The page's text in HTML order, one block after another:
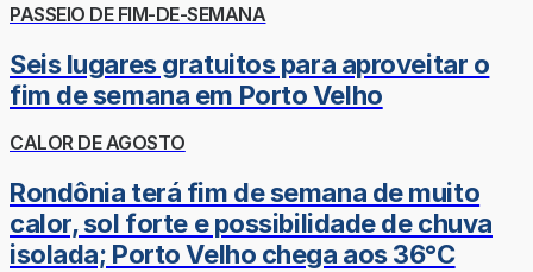
PASSEIO DE FIM-DE-SEMANA
Seis lugares gratuitos para aproveitar o
fim de semana em Porto Velho
CALOR DE AGOSTO
Rondônia terá fim de semana de muito
calor, sol forte e possibilidade de chuva
isolada; Porto Velho chega aos 36°C